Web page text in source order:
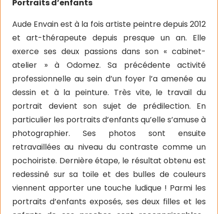
Portraits d’enfants
Aude Envain est à la fois artiste peintre depuis 2012
et art-thérapeute depuis presque un an. Elle
exerce ses deux passions dans son « cabinet-
atelier » à Odomez. Sa précédente activité
professionnelle au sein d’un foyer l’a amenée au
dessin et à la peinture. Très vite, le travail du
portrait devient son sujet de prédilection. En
particulier les portraits d’enfants qu’elle s’amuse à
photographier. Ses photos sont ensuite
retravaillées au niveau du contraste comme un
pochoiriste. Dernière étape, le résultat obtenu est
redessiné sur sa toile et des bulles de couleurs
viennent apporter une touche ludique ! Parmi les
portraits d’enfants exposés, ses deux filles et les